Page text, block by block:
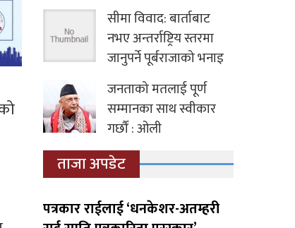
सीमा विवाद: बार्ताबाट
नभए अन्तर्राष्ट्रिय स्तरमा
जानुपर्ने पूर्बराजाको भनाइ
जनताको मतलाई पूर्ण
सम्मानका साथ स्वीकार
गर्छौं : ओली
ताजा अपडेट
पत्रकार राईलाई ‘धनकेशर-अतम्हरी